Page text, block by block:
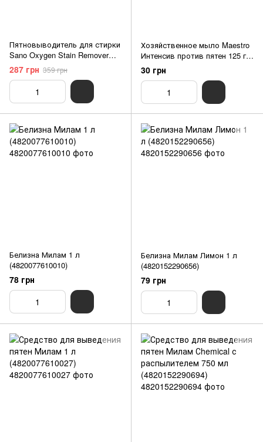
Пятновыводитель для стирки
Sano Oxygen Stain Remover
(750 мл) (7290005430602)
287 грн 359 грн
Хозяйственное мыло Maestro
Интенсив против пятен 125 г
(4820195502600)
30 грн
Белизна Милам 1 л
(4820077610010)
78 грн
Белизна Милам Лимон 1 л
(4820152290656)
79 грн